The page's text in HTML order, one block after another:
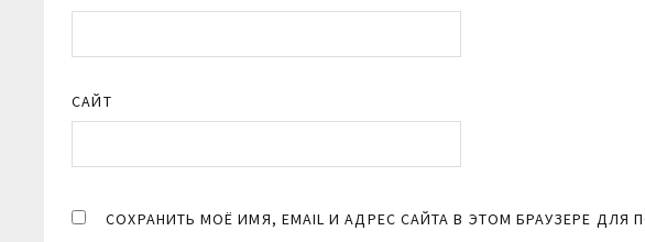
САЙТ
СОХРАНИТЬ МОЁ ИМЯ, EMAIL И АДРЕС САЙТА В ЭТОМ БРАУЗЕРЕ